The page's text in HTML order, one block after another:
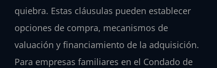
quiebra. Estas cláusulas pueden establecer
opciones de compra, mecanismos de
valuación y financiamiento de la adquisición.
Para empresas familiares en el Condado de